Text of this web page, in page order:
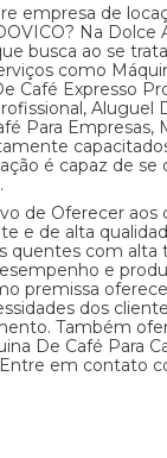
empresa de
Na Dolce
busca ao se
como
Café Expresso
Aluguel
Para Empresas,
é capaz de se
de Oferecer aos
e de alta
quentes com alta
e
premissa
dos
Também
De Café Para
em contato